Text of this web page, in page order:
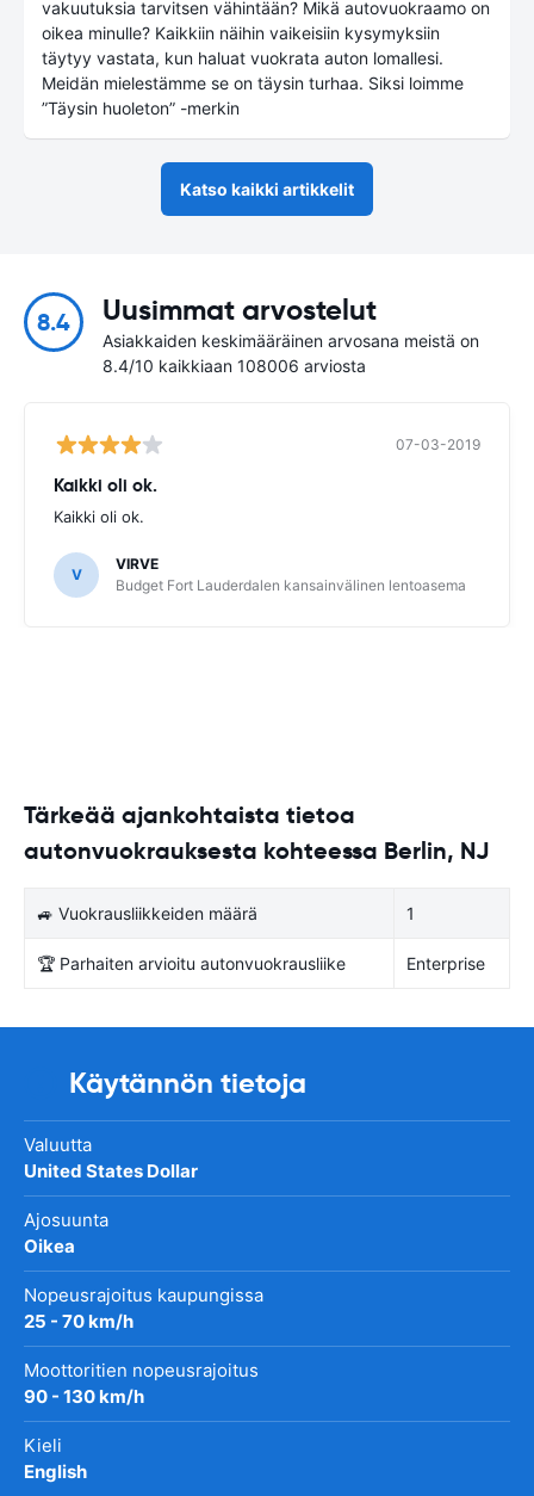
vakuutuksia tarvitsen vähintään? Mikä autovuokraamo on
oikea minulle? Kaikkiin näihin vaikeisiin kysymyksiin
täytyy vastata, kun haluat vuokrata auton lomallesi.
Meidän mielestämme se on täysin turhaa. Siksi loimme
”Täysin huoleton” -merkin
Katso kaikki artikkelit
8.4 Uusimmat arvostelut
Asiakkaiden keskimääräinen arvosana meistä on
8.4/10 kaikkiaan 108006 arviosta
07-03-2019
Kaikki oli ok.
Kaikki oli ok.
V
VIRVE
Budget Fort Lauderdalen kansainvälinen lentoasema
Tärkeää ajankohtaista tietoa
autonvuokrauksesta kohteessa Berlin, NJ
🚙 Vuokrausliikkeiden määrä 1
🏆 Parhaiten arvioitu autonvuokrausliike Enterprise
Käytännön tietoja
Valuutta
United States Dollar
Ajosuunta
Oikea
Nopeusrajoitus kaupungissa
25 - 70 km/h
Moottoritien nopeusrajoitus
90 - 130 km/h
Kieli
English